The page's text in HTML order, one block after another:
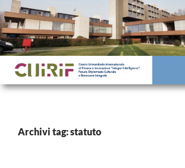
Vai
al
contenuto
Cerca
Archivi tag: statuto